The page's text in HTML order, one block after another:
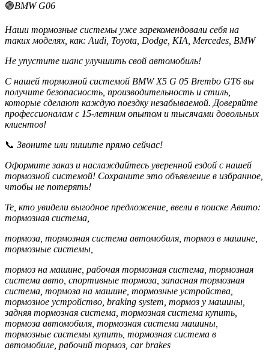
🟢BMW G06
Наши тормозные системы уже зарекомендовали себя на
таких моделях, как: Audi, Toyota, Dodge, KIA, Mercedes, BMW
Не упустите шанс улучшить свой автомобиль!
С нашей тормозной системой BMW X5 G 05 Brembo GT6 вы
получите безопасность, производительность и стиль,
которые сделают каждую поездку незабываемой. Доверяйте
профессионалам с 15-летним опытом и тысячами довольных
клиентов!
📞 Звоните или пишите прямо сейчас!
Оформите заказ и наслаждайтесь уверенной ездой с нашей
тормозной системой! Сохраните это объявление в избранное,
чтобы не потерять!
Те, кто увидели выгодное предложение, ввели в поиске Авито:
тормозная система,
тормоза, тормозная система автомобиля, тормоз в машине,
тормозные системы,
тормоз на машине, рабочая тормозная система, тормозная
система авто, спортивные тормоза, запасная тормозная
система, тормоза на машине, тормозные устройства,
тормозное устройство, braking system, тормоз у машины,
задняя тормозная система, тормозная система купить,
тормоза автомобиля, тормозная система машины,
тормозные системы купить, тормозная система в
автомобиле, рабочий тормоз, car brakes